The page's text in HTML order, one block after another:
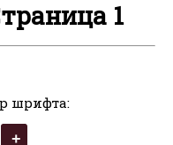
1
шрифта: